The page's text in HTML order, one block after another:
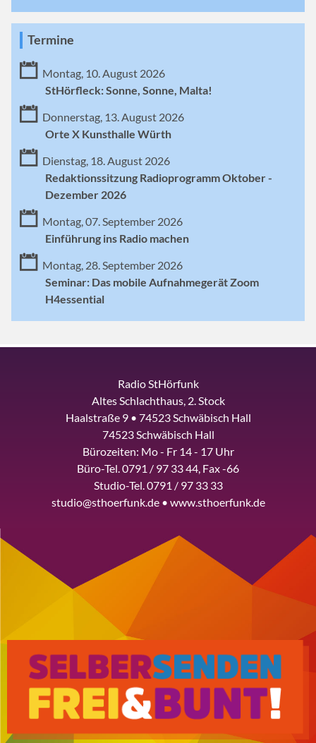
Termine
Montag, 10. August 2026
StHörfleck: Sonne, Sonne, Malta!
Donnerstag, 13. August 2026
Orte X Kunsthalle Würth
Dienstag, 18. August 2026
Redaktionssitzung Radioprogramm Oktober -
Dezember 2026
Montag, 07. September 2026
Einführung ins Radio machen
Montag, 28. September 2026
Seminar: Das mobile Aufnahmegerät Zoom
H4essential
Radio StHörfunk
Altes Schlachthaus, 2. Stock
Haalstraße 9 • 74523 Schwäbisch Hall
74523 Schwäbisch Hall
Bürozeiten: Mo - Fr 14 - 17 Uhr
Büro-Tel. 0791 / 97 33 44, Fax -66
Studio-Tel. 0791 / 97 33 33
studio@sthoerfunk.de • www.sthoerfunk.de